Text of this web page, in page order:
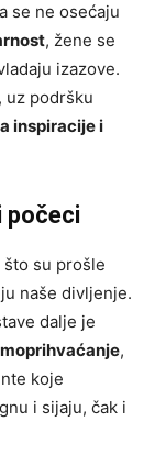
se ne osećaju
, žene se
izazove.
uz podršku
inspiracije i
počeci
su prošle
naše divljenje.
dalje je
,
koje
i sijaju, čak i